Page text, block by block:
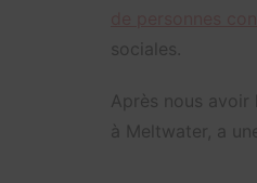
sociales.
Après nous avoir
à Meltwater, a